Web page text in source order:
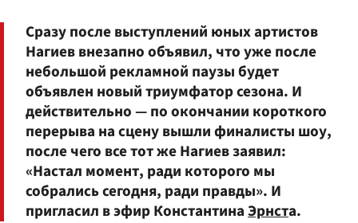
Сразу после выступлений юных артистов
Нагиев внезапно объявил, что уже после
небольшой рекламной паузы будет
объявлен новый триумфатор сезона. И
действительно — по окончании короткого
перерыва на сцену вышли финалисты шоу,
после чего все тот же Нагиев заявил:
«Настал момент, ради которого мы
собрались сегодня, ради правды». И
пригласил в эфир КонстантинаЭрнста.